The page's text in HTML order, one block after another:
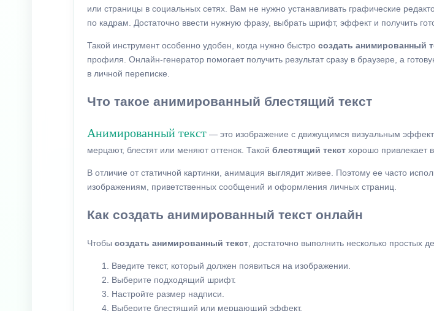
или страницы в социальных сетях. Вам не нужно устанавливать графические
по кадрам. Достаточно ввести нужную фразу, выбрать шрифт, эффект и получить
Такой инструмент особенно удобен, когда нужно быстро создать анимированный
профиля. Онлайн-генератор помогает получить результат сразу в браузере, а
в личной переписке.
Что такое анимированный блестящий текст
Анимированный текст — это изображение с движущимся визуальным
мерцают, блестят или меняют оттенок. Такой блестящий текст хорошо привлекает
В отличие от статичной картинки, анимация выглядит живее. Поэтому ее часто
изображениям, приветственных сообщений и оформления личных страниц.
Как создать анимированный текст онлайн
Чтобы создать анимированный текст , достаточно выполнить несколько простых
Введите текст, который должен появиться на изображении.
Выберите подходящий шрифт.
Настройте размер надписи.
Выберите блестящий или мерцающий эффект.